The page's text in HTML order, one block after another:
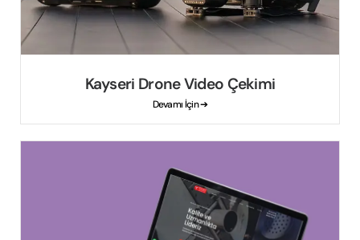
Kayseri Drone Video Çekimi
Devamı İçin ➔